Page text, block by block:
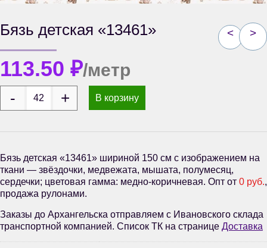
< >
Бязь детская «13461»
113.50 ₽/метр
В корзину
Бязь детская «13461» шириной 150 см с изображением на
ткани — звёздочки, медвежата, мышата, полумесяц,
сердечки; цветовая гамма: медно-коричневая. Опт от 0 руб.,
продажа рулонами.
Заказы до Архангельска отправляем с Ивановского склада
транспортной компанией. Список ТК на странице Доставка